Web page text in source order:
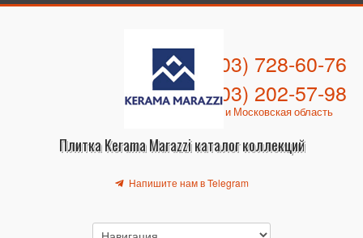
Плитка Kerama Marazzi каталог коллекций
+7 (903) 728-60-76
+7 (903) 202-57-98
Москва и Московская область
Напишите нам в Telegram